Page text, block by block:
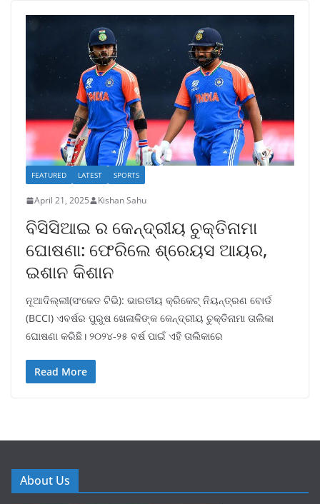
FEATURED LATEST SPORTS
April 21, 2025 Kishan Sahu
ବିସିସିଆଇ ର କେନ୍ଦ୍ରୀୟ ଚୁକ୍ତିନାମା
ଘୋଷଣା: ଫେରିଲେ ଶ୍ରେୟସ ଆୟର,
ଇଶାନ କିଶାନ
ନୂଆଦିଲ୍ଲୀ(ସଂକେତ ଟିଭି): ଭାରତୀୟ କ୍ରିକେଟ୍ ନିୟନ୍ତ୍ରଣ ବୋର୍ଡ
(BCCI) ଏବର୍ଷର ପୁରୁଷ ଖେଳାଳିଙ୍କ କେନ୍ଦ୍ରୀୟ ଚୁକ୍ତିନାମା ତାଲିକା
ଘୋଷଣା କରିଛି। ୨୦୨୪-୨୫ ବର୍ଷ ପାଇଁ ଏହି ତାଲିକାରେ
Read More
About Us